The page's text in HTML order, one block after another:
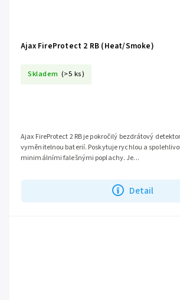
Ajax FireProtect 2 RB (Heat/Smoke)
Skladem (>5 ks)
Detail
Ajax FireProtect 2 RB je pokročilý bezdrátový
vyměnitelnou baterií. Poskytuje rychlou a
minimálními falešnými poplachy. Je...